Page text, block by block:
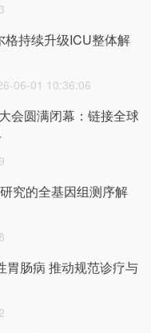
格持续升级ICU整体解
06-01 10:36:06
会圆满闭幕：链接全球
究的全基因组测序解
胃肠病 推动规范诊疗与